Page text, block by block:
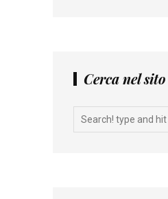
Cerca nel sito